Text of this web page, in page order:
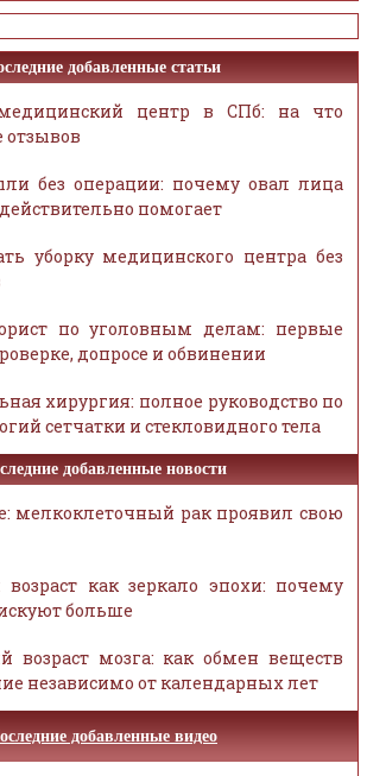
добавленные статьи
центр в СПб: на что
отзывов
без операции: почему овал лица
помогает
уборку медицинского центра без
по уголовным делам: первые
допросе и обвинении
хирургия: полное руководство по
сетчатки и стекловидного тела
добавленные новости
мелкоклеточный рак проявил свою
возраст как зеркало эпохи: почему
больше
возраст мозга: как обмен веществ
независимо от календарных лет
добавленные видео